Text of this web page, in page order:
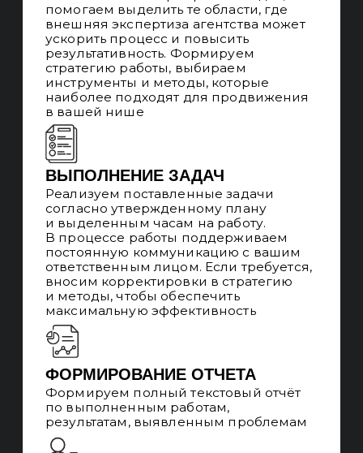
Целью продвижения увеличение кол-
ва кв. лидов и продаж с сайта,
запросов, не продвигаем по позициям
и трафику
ЛИДОГЕНЕРАЦИЯ
По запросу можем закрыть весь
комплекс работ по сайту: дизайн,
разработка, контент и ссылки или стать
частью команды подрядчиков
РАБОТЫ ПОД КЛЮЧ
Делаем ежемесячные отчёты
по выделенным часам на работу SEO-
специалистов с позициями, трафиком,
лидами, продажами по всем регионам
ПРОЗРАЧНЫЕ
ОТЧЁТЫ